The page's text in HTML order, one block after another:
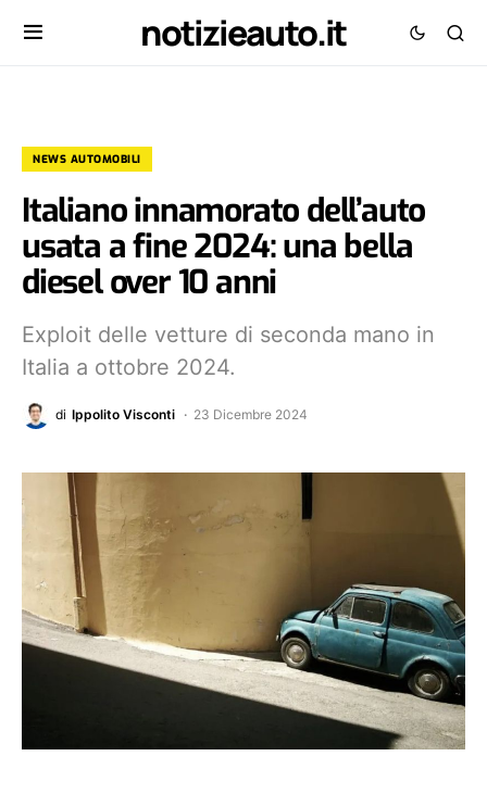
notizieauto.it
NEWS AUTOMOBILI
Italiano innamorato dell’auto
usata a fine 2024: una bella
diesel over 10 anni
Exploit delle vetture di seconda mano in
Italia a ottobre 2024.
di Ippolito Visconti 23 Dicembre 2024